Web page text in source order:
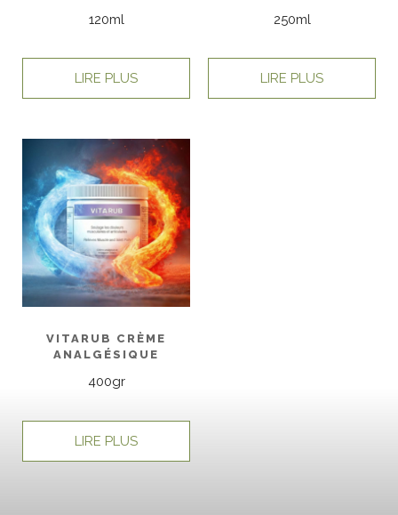
120ml
LIRE PLUS
250ml
LIRE PLUS
VITARUB CRÈME
ANALGÉSIQUE
400gr
LIRE PLUS